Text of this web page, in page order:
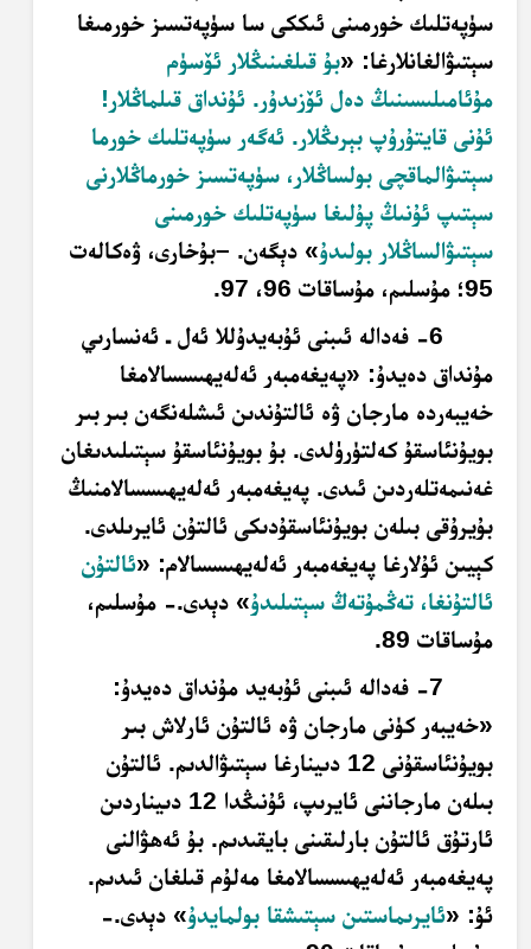
سۈپەتلىك خورمىنى ئىككى سا سۈپەتسىز خورمىغا
سېتىۋالغانلارغا: «بۇ قىلغىنىڭلار ئۆسۈم
مۇئامىلىسىنىڭ دەل ئۆزىدۇر. ئۇنداق قىلماڭلار!
ئۇنى قايتۇرۇپ بېرىڭلار. ئەگەر سۈپەتلىك خورما
سېتىۋالماقچى بولساڭلار، سۈپەتسىز خورماڭلارنى
سېتىپ ئۇنىڭ پۇلىغا سۈپەتلىك خورمىنى
سېتىۋالساڭلار بولىدۇ» دېگەن. –بۇخارى، ۋەكالەت
95؛ مۇسلىم، مۇساقات 96، 97.
6- فەدالە ئىبنى ئۇبەيدۇللا ئەل ـ ئەنسارىي
مۇنداق دەيدۇ: «پەيغەمبەر ئەلەيھىسسالامغا
خەيبەردە مارجان ۋە ئالتۇندىن ئىشلەنگەن بىر بىر
بويۇنئاسقۇ كەلتۈرۈلدى. بۇ بويۇنئاسقۇ سېتىلىدىغان
غەنىمەتلەردىن ئىدى. پەيغەمبەر ئەلەيھىسسالامنىڭ
بۇيرۇقى بىلەن بويۇنئاسقۇدىكى ئالتۇن ئايرىلدى.
كېيىن ئۇلارغا پەيغەمبەر ئەلەيھىسسالام: «ئالتۇن
ئالتۇنغا، تەڭمۇتەڭ سېتىلىدۇ» دېدى.- مۇسلىم،
مۇساقات 89.
7- فەدالە ئىبنى ئۇبەيد مۇنداق دەيدۇ:
«خەيبەر كۈنى مارجان ۋە ئالتۇن ئارلاش بىر
بويۇنئاسقۇ
نى 12 دىينارغا سېتىۋالدىم. ئالتۇن
بىلەن مارجاننى ئايرىپ، ئۇنىڭدا 12 دىيناردىن
ئارتۇق ئالتۇن بارلىقىنى بايقىدىم. بۇ ئەھۋالنى
پەيغەمبەر ئەلەيھىسسالامغا مەلۇم قىلغان ئىدىم.
ئۇ: «ئايرىماستىن سېتىشقا بولمايدۇ» دېدى.-